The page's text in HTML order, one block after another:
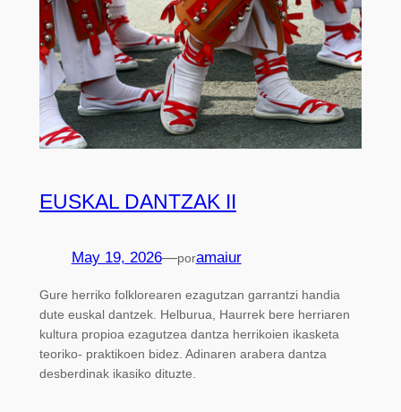
EUSKAL DANTZAK II
May 19, 2026—poramaiur
Gure herriko folklorearen ezagutzan garrantzi handia
dute euskal dantzek. Helburua, Haurrek bere herriaren
kultura propioa ezagutzea dantza herrikoien ikasketa
teoriko- praktikoen bidez. Adinaren arabera dantza
desberdinak ikasiko dituzte.